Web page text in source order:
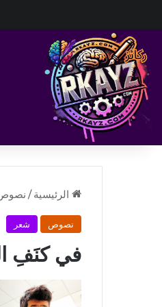
الرئيسية /
نصوص شعر
في كنَفِ